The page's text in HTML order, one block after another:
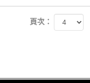
頁次：